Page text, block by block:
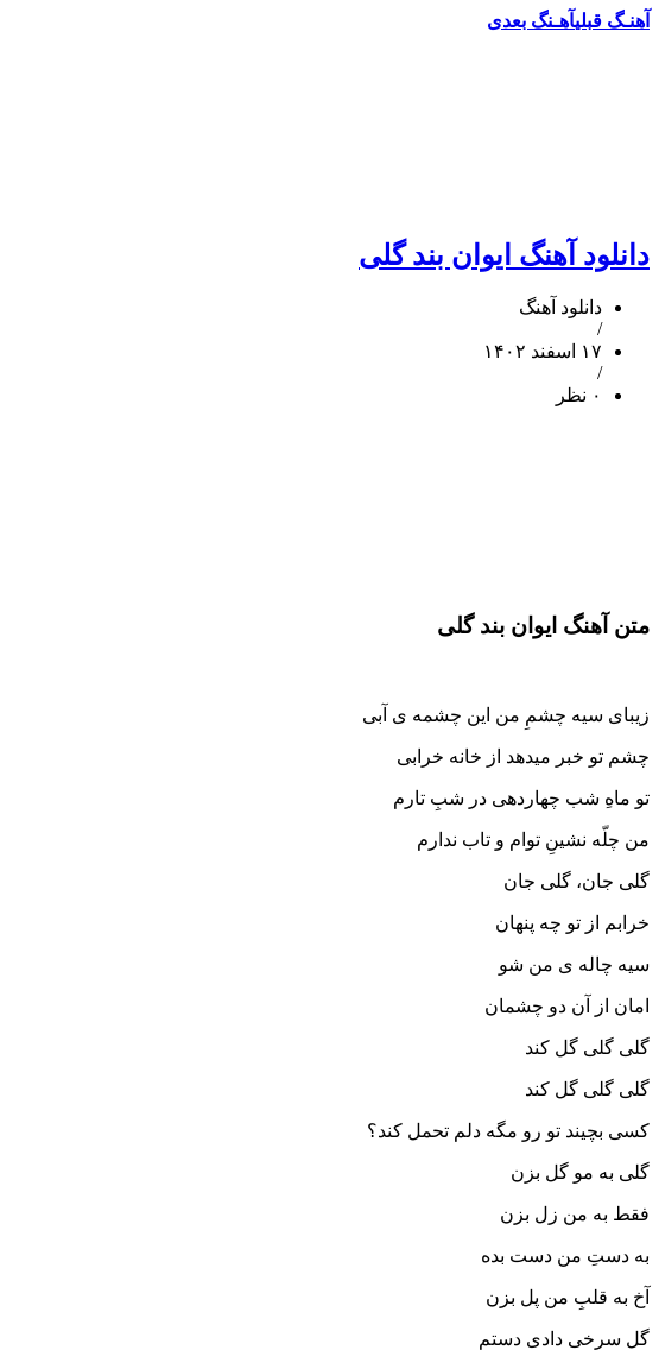
آهنـگ قبلیآهـنگ بعدی
دانلود آهنگ ایوان بند گلی
دانلود آهنگ
/
۱۷ اسفند ۱۴۰۲
/
۰ نظر
متن آهنگ ایوان بند گلی
زیبای سیه چشمِ من این چشمه ی آبی
چشم تو خبر میدهد از خانه خرابی
تو ماهِ شب چهاردهی در شبِ تارم
من چلّه نشینِ توام و تاب ندارم
گلی جان، گلی جان
خرابم از تو چه پنهان
سیه چاله ی من شو
امان از آن دو چشمان
گلی گلی گل کند
گلی گلی گل کند
کسی بچیند تو رو مگه دلم تحمل کند؟
گلی به مو گل بزن
فقط به من زل بزن
به دستِ من دست بده
آخ به قلبِ من پل بزن
گل سرخی دادی دستم